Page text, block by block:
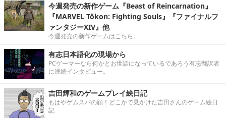
今週発売の新作ゲーム『Beast of Reincarnation』
『MARVEL Tōkon: Fighting Souls』『ファイナルフ
ァンタジーXIV』他
今週発売の新作ゲームはこちら。
有志日本語化の現場から
PCゲーマーなら何かとお世話になっているであろう有志翻訳者
に連続インタビュー。
吉田輝和のゲームプレイ絵日記
もはやゲムスパの顔！どこかで見かけた吉田さんのゲーム絵日
記